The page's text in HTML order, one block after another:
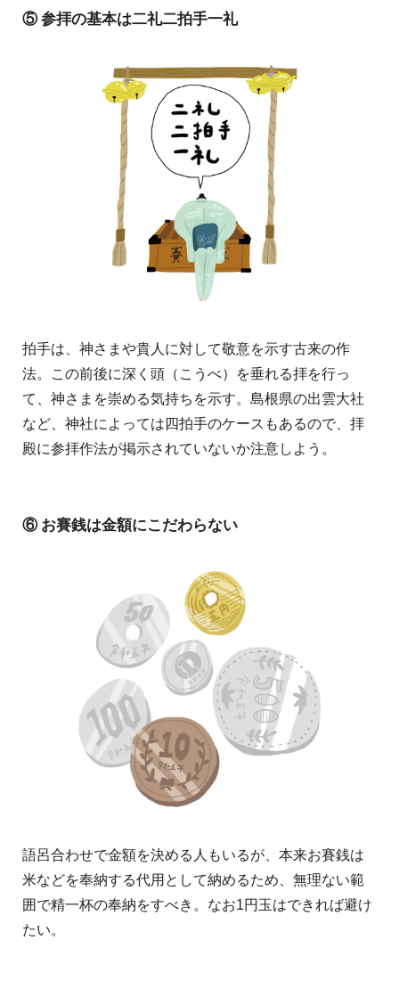
⑤ 参拝の基本は二礼二拍手一礼
拍手は、神さまや貴人に対して敬意を示す古来の作
法。この前後に深く頭（こうべ）を垂れる拝を行っ
て、神さまを崇める気持ちを示す。島根県の出雲大社
など、神社によっては四拍手のケースもあるので、拝
殿に参拝作法が掲示されていないか注意しよう。
⑥ お賽銭は金額にこだわらない
語呂合わせで金額を決める人もいるが、本来お賽銭は
米などを奉納する代用として納めるため、無理ない範
囲で精一杯の奉納をすべき。なお1円玉はできれば避け
たい。